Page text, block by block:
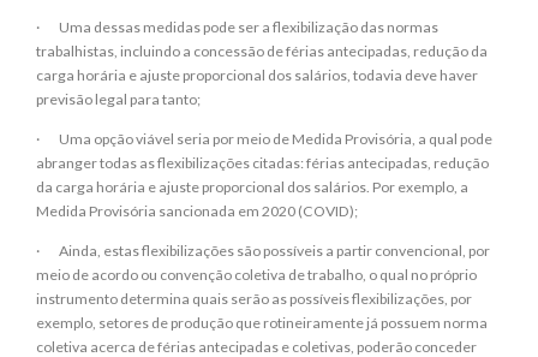
· Uma dessas medidas pode ser a flexibilização das normas
trabalhistas, incluindo a concessão de férias antecipadas, redução da
carga horária e ajuste proporcional dos salários, todavia deve haver
previsão legal para tanto;
· Uma opção viável seria por meio de Medida Provisória, a qual pode
abranger todas as flexibilizações citadas: férias antecipadas, redução
da carga horária e ajuste proporcional dos salários. Por exemplo, a
Medida Provisória sancionada em 2020 (COVID);
· Ainda, estas flexibilizações são possíveis a partir convencional, por
meio de acordo ou convenção coletiva de trabalho, o qual no próprio
instrumento determina quais serão as possíveis flexibilizações, por
exemplo, setores de produção que rotineiramente já possuem norma
coletiva acerca de férias antecipadas e coletivas, poderão conceder